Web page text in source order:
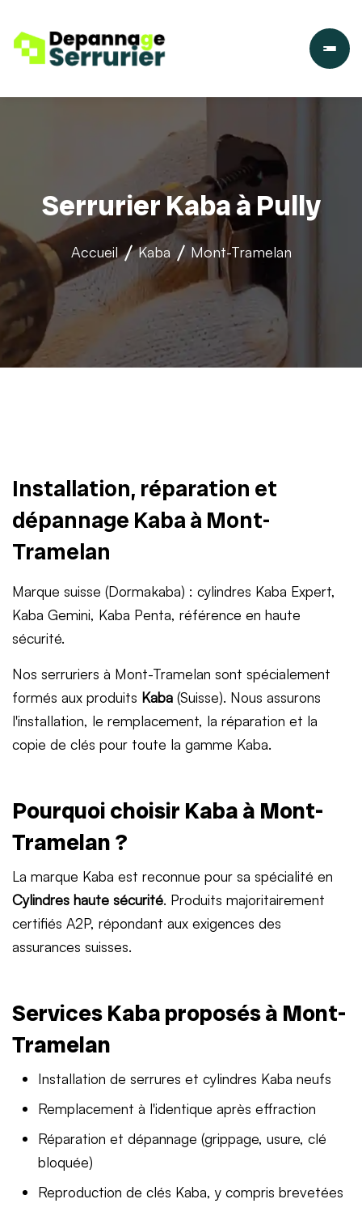
Serrurier Kaba à Pully
Accueil Kaba Mont-Tramelan
Installation, réparation et
dépannage Kaba à Mont-
Tramelan
Marque suisse (Dormakaba) : cylindres Kaba Expert,
Kaba Gemini, Kaba Penta, référence en haute
sécurité.
Nos serruriers à Mont-Tramelan sont spécialement
formés aux produits Kaba (Suisse). Nous assurons
l'installation, le remplacement, la réparation et la
copie de clés pour toute la gamme Kaba.
Pourquoi choisir Kaba à Mont-
Tramelan ?
La marque Kaba est reconnue pour sa spécialité en
Cylindres haute sécurité. Produits majoritairement
certifiés A2P, répondant aux exigences des
assurances suisses.
Services Kaba proposés à Mont-
Tramelan
Installation de serrures et cylindres Kaba neufs
Remplacement à l'identique après effraction
Réparation et dépannage (grippage, usure, clé
bloquée)
Reproduction de clés Kaba, y compris brevetées